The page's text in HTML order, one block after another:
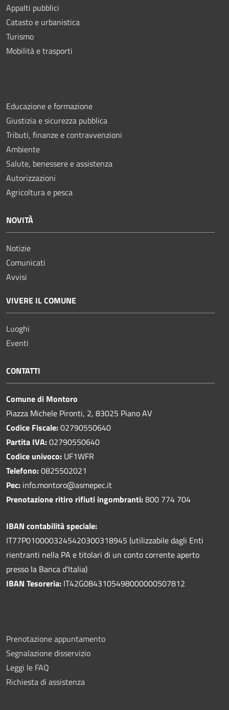
Appalti pubblici
Catasto e urbanistica
Turismo
Mobilità e trasporti
Educazione e formazione
Giustizia e sicurezza pubblica
Tributi, finanze e contravvenzioni
Ambiente
Salute, benessere e assistenza
Autorizzazioni
Agricoltura e pesca
NOVITÀ
Notizie
Comunicati
Avvisi
VIVERE IL COMUNE
Luoghi
Eventi
CONTATTI
Comune di Montoro
Piazza Michele Pironti, 2, 83025 Piano AV
Codice Fiscale:02790550640
Partita IVA:02790550640
Codice univoco: UF1WFR
Telefono:0825502021
Pec: info.montoro@asmepec.it
Prenotazione ritiro rifiuti ingombranti:800 774 704
IBAN contabilità speciale:
IT77P0100003245420300318945 (utilizzabile dagli Enti
rientranti nella PA e titolari di un conto corrente aperto
presso la Banca d'Italia)
IBAN Tesoreria: IT42G0843105498000000507812
Prenotazione appuntamento
Segnalazione disservizio
Leggi le FAQ
Richiesta di assistenza